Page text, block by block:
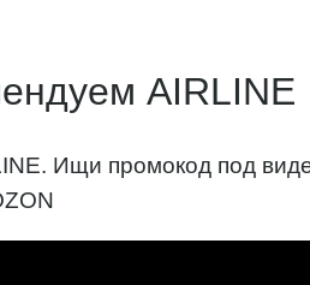
AIRLINE
Ищи промокод под